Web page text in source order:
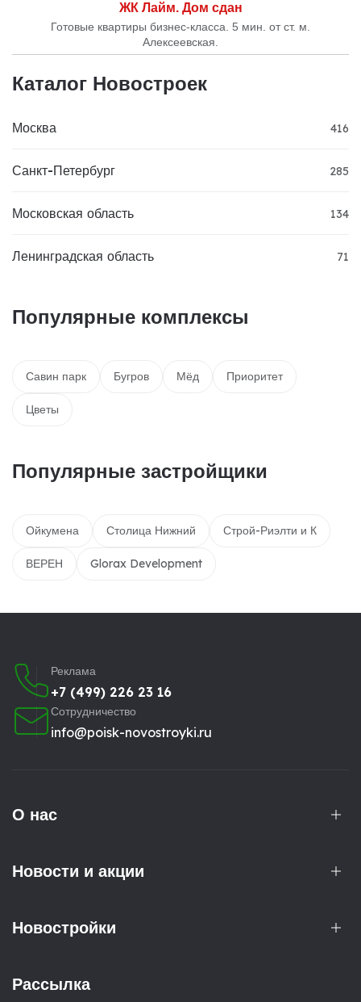
ЖК Лайм. Дом сдан
Готовые квартиры бизнес-класса. 5 мин. от ст. м.
Алексеевская.
Каталог Новостроек
Москва 416
Санкт-Петербург 285
Московская область 134
Ленинградская область 71
Популярные комплексы
Савин парк Бугров Мёд Приоритет
Цветы
Популярные застройщики
Ойкумена Столица Нижний Строй-Риэлти и К
ВЕРЕН Glorax Development
Реклама
+7 (499) 226 23 16
Сотрудничество
info@poisk-novostroyki.ru
О нас
Новости и акции
Новостройки
Рассылка